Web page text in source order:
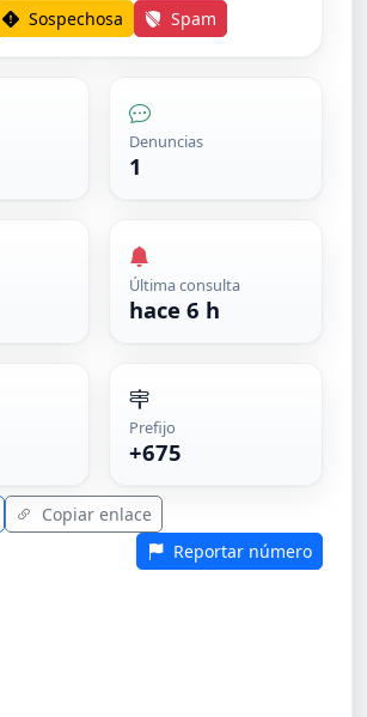
Sospechosa Spam
Denuncias
1
Última consulta
hace 6 h
Prefijo
+675
Copiar enlace
Reportar número